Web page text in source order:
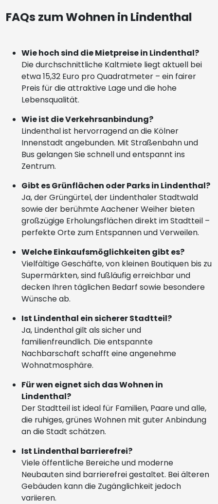
FAQs zum Wohnen in Lindenthal
Wie hoch sind die Mietpreise in Lindenthal?
Die durchschnittliche Kaltmiete liegt aktuell bei
etwa 15,32 Euro pro Quadratmeter – ein fairer
Preis für die attraktive Lage und die hohe
Lebensqualität.
Wie ist die Verkehrsanbindung?
Lindenthal ist hervorragend an die Kölner
Innenstadt angebunden. Mit Straßenbahn und
Bus gelangen Sie schnell und entspannt ins
Zentrum.
Gibt es Grünflächen oder Parks in Lindenthal?
Ja, der Grüngürtel, der Lindenthaler Stadtwald
sowie der berühmte Aachener Weiher bieten
großzügige Erholungsflächen direkt im Stadtteil –
perfekte Orte zum Entspannen und Verweilen.
Welche Einkaufsmöglichkeiten gibt es?
Vielfältige Geschäfte, von kleinen Boutiquen bis zu
Supermärkten, sind fußläufig erreichbar und
decken Ihren täglichen Bedarf sowie besondere
Wünsche ab.
Ist Lindenthal ein sicherer Stadtteil?
Ja, Lindenthal gilt als sicher und
familienfreundlich. Die entspannte
Nachbarschaft schafft eine angenehme
Wohnatmosphäre.
Für wen eignet sich das Wohnen in
Lindenthal?
Der Stadtteil ist ideal für Familien, Paare und alle,
die ruhiges, grünes Wohnen mit guter Anbindung
an die Stadt schätzen.
Ist Lindenthal barrierefrei?
Viele öffentliche Bereiche und moderne
Neubauten sind barrierefrei gestaltet. Bei älteren
Gebäuden kann die Zugänglichkeit jedoch
variieren.